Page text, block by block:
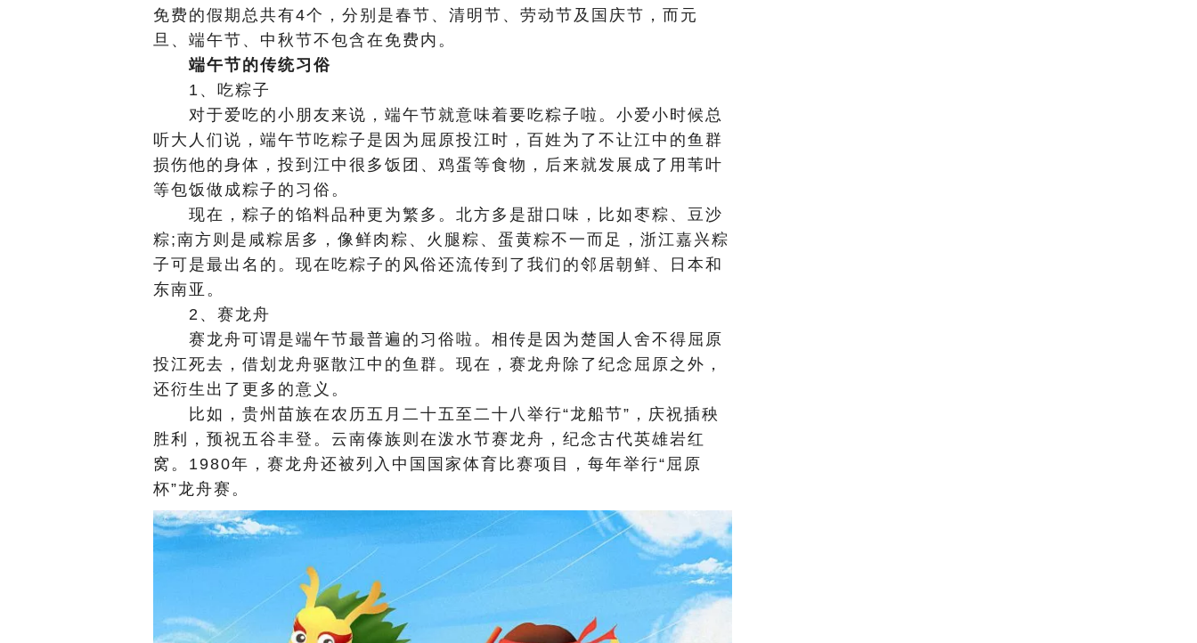
免费的假期总共有4个，分别是春节、清明节、劳动节及国庆节，而元
旦、端午节、中秋节不包含在免费内。
端午节的传统习俗
1、吃粽子
对于爱吃的小朋友来说，端午节就意味着要吃粽子啦。小爱小时候总
听大人们说，端午节吃粽子是因为屈原投江时，百姓为了不让江中的鱼群
损伤他的身体，投到江中很多饭团、鸡蛋等食物，后来就发展成了用苇叶
等包饭做成粽子的习俗。
现在，粽子的馅料品种更为繁多。北方多是甜口味，比如枣粽、豆沙
粽;南方则是咸粽居多，像鲜肉粽、火腿粽、蛋黄粽不一而足，浙江嘉兴粽
子可是最出名的。现在吃粽子的风俗还流传到了我们的邻居朝鲜、日本和
东南亚。
2、赛龙舟
赛龙舟可谓是端午节最普遍的习俗啦。相传是因为楚国人舍不得屈原
投江死去，借划龙舟驱散江中的鱼群。现在，赛龙舟除了纪念屈原之外，
还衍生出了更多的意义。
比如，贵州苗族在农历五月二十五至二十八举行“龙船节”，庆祝插秧
胜利，预祝五谷丰登。云南傣族则在泼水节赛龙舟，纪念古代英雄岩红
窝。1980年，赛龙舟还被列入中国国家体育比赛项目，每年举行“屈原
杯”龙舟赛。